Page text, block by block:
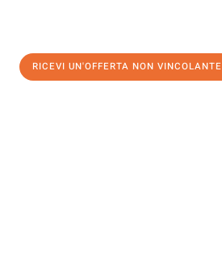
RICEVI UN'OFFERTA NON VINCOLANTE